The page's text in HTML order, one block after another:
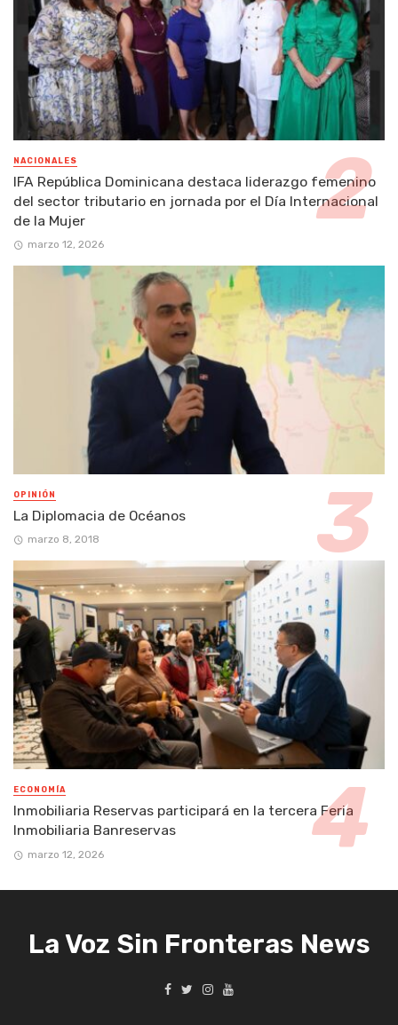
NACIONALES
IFA República Dominicana destaca liderazgo femenino
del sector tributario en jornada por el Día Internacional
de la Mujer
marzo 12, 2026
OPINIÓN
La Diplomacia de Océanos
marzo 8, 2018
ECONOMÍA
Inmobiliaria Reservas participará en la tercera Feria
Inmobiliaria Banreservas
marzo 12, 2026
La Voz Sin Fronteras News